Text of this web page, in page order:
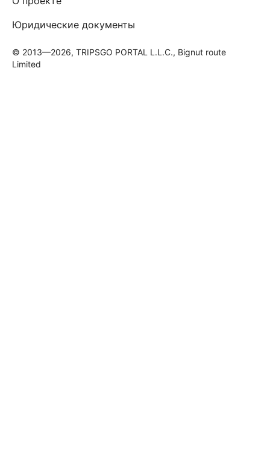
Юридические документы
© 2013—2026, TRIPSGO PORTAL L.L.C., Bignut route
Limited